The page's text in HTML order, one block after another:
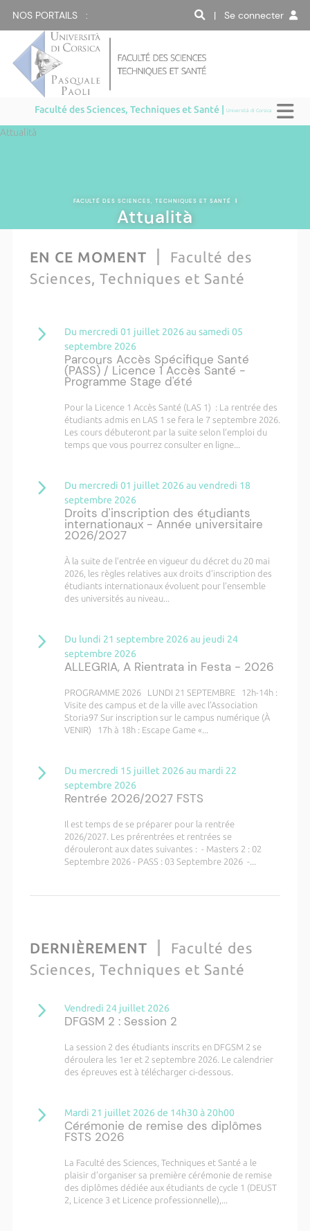
NOS PORTAILS : | Se connecter
Faculté des Sciences, Techniques et Santé |Università di Corsica
Attualità
FACULTÉ DES SCIENCES, TECHNIQUES ET SANTÉ |
Attualità
EN CE MOMENT
Faculté des
Sciences, Techniques et Santé
Du mercredi 01 juillet 2026 au samedi 05
septembre 2026
Parcours Accès Spécifique Santé
(PASS) / Licence 1 Accès Santé -
Programme Stage d'été
Pour la Licence 1 Accès Santé (LAS 1) : La rentrée des
étudiants admis en LAS 1 se fera le 7 septembre 2026.
Les cours débuteront par la suite selon l’emploi du
temps que vous pourrez consulter en ligne...
Du mercredi 01 juillet 2026 au vendredi 18
septembre 2026
Droits d'inscription des étudiants
internationaux - Année universitaire
2026/2027
À la suite de l’entrée en vigueur du décret du 20 mai
2026, les règles relatives aux droits d’inscription des
étudiants internationaux évoluent pour l’ensemble
des universités au niveau...
Du lundi 21 septembre 2026 au jeudi 24
septembre 2026
ALLEGRIA, A Rientrata in Festa - 2026
PROGRAMME 2026 LUNDI 21 SEPTEMBRE 12h-14h :
Visite des campus et de la ville avec l’Association
Storia97 Sur inscription sur le campus numérique (À
VENIR) 17h à 18h : Escape Game «...
Du mercredi 15 juillet 2026 au mardi 22
septembre 2026
Rentrée 2026/2027 FSTS
Il est temps de se préparer pour la rentrée
2026/2027. Les prérentrées et rentrées se
dérouleront aux dates suivantes : - Masters 2 : 02
Septembre 2026 - PASS : 03 Septembre 2026 -...
DERNIÈREMENT
Faculté des
Sciences, Techniques et Santé
Vendredi 24 juillet 2026
DFGSM 2 : Session 2
La session 2 des étudiants inscrits en DFGSM 2 se
déroulera les 1er et 2 septembre 2026. Le calendrier
des épreuves est à télécharger ci-dessous.
Mardi 21 juillet 2026 de 14h30 à 20h00
Cérémonie de remise des diplômes
FSTS 2026
La Faculté des Sciences, Techniques et Santé a le
plaisir d'organiser sa première cérémonie de remise
des diplômes dédiée aux étudiants de cycle 1 (DEUST
2, Licence 3 et Licence professionnelle),...